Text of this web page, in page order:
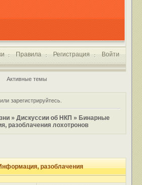
Правила Регистрация Войти
Активные темы
зарегистрируйтесь.
»Дискуссии об НКП » Бинарные
разоблачения лохотронов
разоблачения